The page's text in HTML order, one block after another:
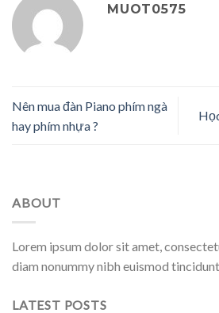
MUOT0575
Nên mua đàn Piano phím ngà
hay phím nhựa ?
ABOUT
Lorem ipsum dolor sit amet,
diam nonummy nibh euismod tincidunt.
LATEST POSTS